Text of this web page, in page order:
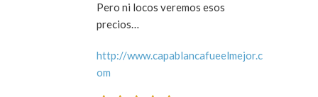
Pero ni locos veremos esos
precios…
http://www.capablancafueelmejor.c
om